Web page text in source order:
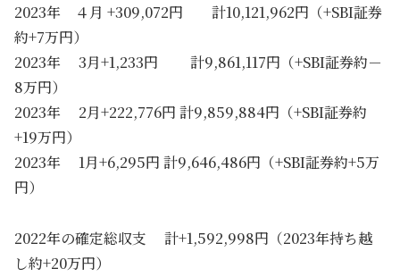
2023年 ４月 +309,072円 計10,121,962円（+SBI証券
約+7万円）
2023年 3月+1,233円 計9,861,117円（+SBI証券約－
8万円）
2023年 2月+222,776円 計9,859,884円（+SBI証券約
+19万円）
2023年 1月+6,295円 計9,646,486円（+SBI証券約+5万
円）
2022年の確定総収支 計+1,592,998円（2023年持ち越
し約+20万円）